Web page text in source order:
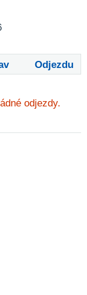
Odjezdu
odjezdy.